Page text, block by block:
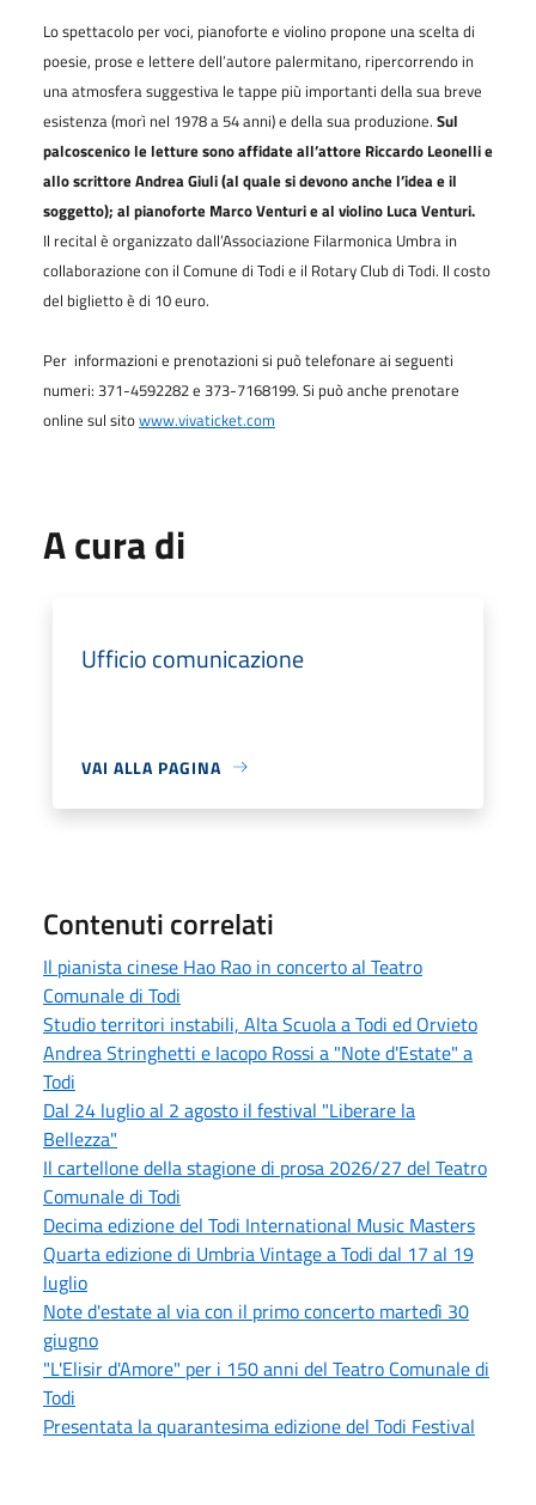
Lo spettacolo per voci, pianoforte e violino propone una scelta di
poesie, prose e lettere dell’autore palermitano, ripercorrendo in
una atmosfera suggestiva le tappe più importanti della sua breve
esistenza (morì nel 1978 a 54 anni) e della sua produzione. Sul
palcoscenico le letture sono affidate all’attore Riccardo Leonelli e
allo scrittore Andrea Giuli (al quale si devono anche l’idea e il
soggetto); al pianoforte Marco Venturi e al violino Luca Venturi.
Il recital è organizzato dall’Associazione Filarmonica Umbra in
collaborazione con il Comune di Todi e il Rotary Club di Todi. Il costo
del biglietto è di 10 euro.
Per informazioni e prenotazioni si può telefonare ai seguenti
numeri: 371-4592282 e 373-7168199. Si può anche prenotare
online sul sitowww.vivaticket.com
A cura di
Ufficio comunicazione
VAI ALLA PAGINA
Contenuti correlati
Il pianista cinese Hao Rao in concerto al Teatro
Comunale di Todi
Studio territori instabili, Alta Scuola a Todi ed Orvieto
Andrea Stringhetti e Iacopo Rossi a "Note d'Estate" a
Todi
Dal 24 luglio al 2 agosto il festival "Liberare la
Bellezza"
Il cartellone della stagione di prosa 2026/27 del Teatro
Comunale di Todi
Decima edizione del Todi International Music Masters
Quarta edizione di Umbria Vintage a Todi dal 17 al 19
luglio
Note d'estate al via con il primo concerto martedì 30
giugno
"L'Elisir d'Amore" per i 150 anni del Teatro Comunale di
Todi
Presentata la quarantesima edizione del Todi Festival